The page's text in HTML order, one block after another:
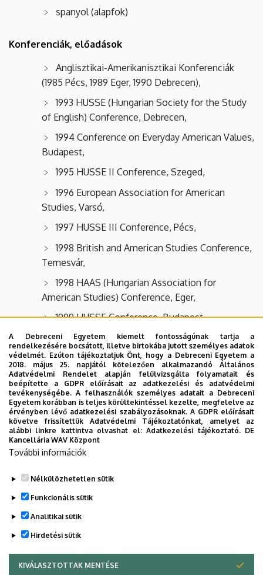
spanyol (alapfok)
Konferenciák, előadások
Anglisztikai-Amerikanisztikai Konferenciák
(1985 Pécs, 1989 Eger, 1990 Debrecen),
1993 HUSSE (Hungarian Society for the Study
of English) Conference, Debrecen,
1994 Conference on Everyday American Values,
Budapest,
1995 HUSSE II Conference, Szeged,
1996 European Association for American
Studies, Varsó,
1997 HUSSE III Conference, Pécs,
1998 British and American Studies Conference,
Temesvár,
1998 HAAS (Hungarian Association for
American Studies) Conference, Eger,
1999 HUSSE Conference, Budapest,
valamint a USIS támogatásával részt vettem a
BAAS 1994-es Sheffield-i és az MLA 1996-os
Chicago-i konferenciáján.
Szakmai társaságbeli tagság
Hungarian Society for the Study of English
Hungarian Association for American Studies
Legutóbbi frissítés: 2023. 06. 08. 11:03
A Debreceni Egyetem kiemelt fontosságúnak tartja a
rendelkezésére bocsátott, illetve birtokába jutott személyes adatok
védelmét. Ezúton tájékoztatjuk Önt, hogy a Debreceni Egyetem a
2018. május 25. napjától kötelezően alkalmazandó Általános
Adatvédelmi Rendelet alapján felülvizsgálta folyamatait és
beépítette a GDPR előírásait az adatkezelési és adatvédelmi
tevékenységébe. A felhasználók személyes adatait a Debreceni
Egyetem korábban is teljes körültekintéssel kezelte, megfelelve az
érvényben lévő adatkezelési szabályozásoknak. A GDPR előírásait
követve frissítettük Adatvédelmi Tájékoztatónkat, amelyet az
alábbi linkre kattintva olvashat el:Adatkezelési tájékoztató. DE
Kancellária WAV Központ
További információk
Nélkülözhetetlen sütik
Funkcionális sütik
Analitikai sütik
Hirdetési sütik
KIVÁLASZTOTTAK MENTÉSE
WITHDRAW CONSENT